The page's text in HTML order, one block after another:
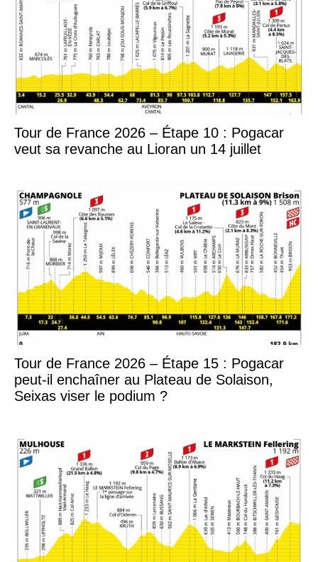
Tour de France 2026 – Étape 10 : Pogacar
veut sa revanche au Lioran un 14 juillet
Tour de France 2026 – Étape 15 : Pogacar
peut-il enchaîner au Plateau de Solaison,
Seixas viser le podium ?